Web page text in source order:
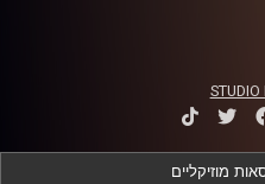
STUDIO
מוזיקליים